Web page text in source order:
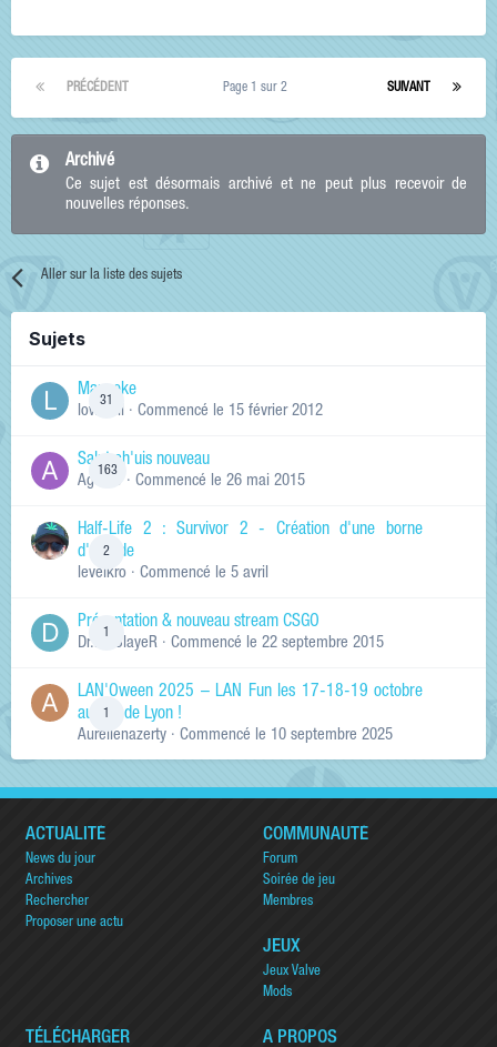
PRÉCÉDENT SUIVANT
Page 1 sur 2
Archivé
Ce sujet est désormais archivé et ne peut plus recevoir de
nouvelles réponses.
Aller sur la liste des sujets
Sujets
31
Manneke
lowskill · Commencé le 15 février 2012
163
Salut ch'uis nouveau
Ag0Nie · Commencé le 26 mai 2015
2
Half-Life 2 : Survivor 2 - Création d'une borne
d'arcade
levelkro · Commencé le 5 avril
Présentation & nouveau stream CSGO
Dr.KinSlayeR · Commencé le 22 septembre 2015
LAN'Oween 2025 – LAN Fun les 17-18-19 octobre
au sud de Lyon !
Aurelienazerty · Commencé le 10 septembre 2025
ACTUALITÉ
News du jour
Archives
Rechercher
Proposer une actu
COMMUNAUTÉ
Forum
Soirée de jeu
Membres
JEUX
Jeux Valve
Mods
TÉLÉCHARGER A PROPOS